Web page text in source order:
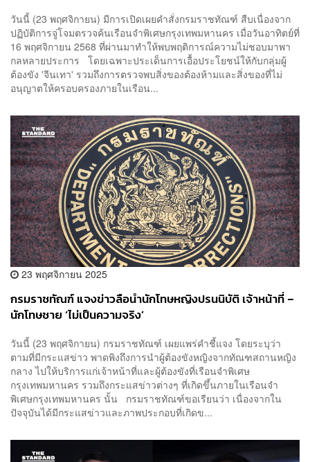
วันนี้ (23 พฤศจิกายน) มีการเปิดเผยคำสั่งกรมราชทัณฑ์ สืบเนื่องจาก
ปฏิบัติการจู่โจมตรวจค้นเรือนจำพิเศษกรุงเทพมหานคร เมื่อวันอาทิตย์ที่
16 พฤศจิกายน 2568 ที่ผ่านมาทำให้พบพฤติการณ์ความไม่ชอบมาพา
กลหลายประการ โดยเฉพาะประเด็นการเอื้อประโยชน์ให้กับกลุ่มผู้
ต้องขัง 'จีนเทา' รวมถึงการตรวจพบสิ่งของต้องห้ามและสิ่งของที่ไม่
อนุญาตให้ครอบครองภายในเรือน...
23 พฤศจิกายน 2025
กรมราชทัณฑ์ แจงข่าวลือนำนักโทษหญิงปรนนิบัติ เจ้าหน้าที่ –
นักโทษชาย ‘ไม่เป็นความจริง’
วันนี้ (23 พฤศจิกายน) กรมราชทัณฑ์ เผยแพร่คำชี้แจง โดยระบุว่า
ตามที่มีกระแสข่าว พาดพิงถึงการนำผู้ต้องขังหญิงจากทัณฑสถานหญิง
กลาง ไปให้บริการแก่เจ้าหน้าที่และผู้ต้องขังที่เรือนจำพิเศษ
กรุงเทพมหานคร รวมถึงกระแสข่าวต่างๆ ที่เกิดขึ้นภายในเรือนจำ
พิเศษกรุงเทพมหานคร นั้น กรมราชทัณฑ์ขอเรียนว่า เนื่องจากใน
ปัจจุบันได้มีกระแสข่าวและภาพประกอบที่เกิดข...